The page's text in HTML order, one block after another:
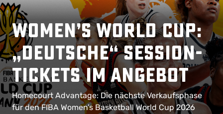
Women’s World Cup:
„Deutsche“ Session-
Tickets im Angebot
Homecourt Advantage: Die nächste Verkaufsphase
für den FIBA Women’s Basketball World Cup 2026